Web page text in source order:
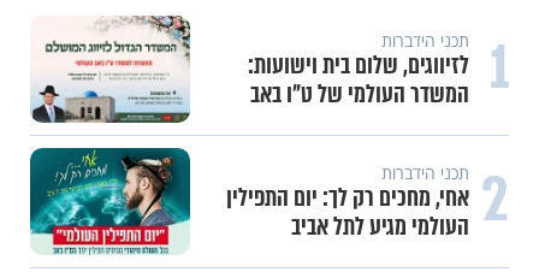
1 תכני הידברות
לזיווגים, שלום בית וישועות:
המשדר העולמי של ט"ו באב
2 תכני הידברות
אחי, מחכים רק לך: יום התפילין
העולמי מגיע לתל אביב